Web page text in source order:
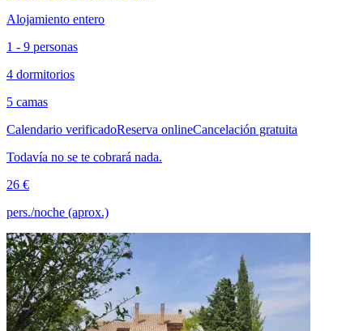
Alojamiento entero
1 - 9 personas
4 dormitorios
5 camas
Calendario verificadoReserva onlineCancelación gratuita
Todavía no se te cobrará nada.
26 €
pers./noche (aprox.)